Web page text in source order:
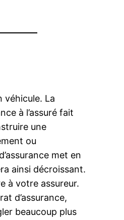
véhicule. La
à l’assuré fait
une
ou
met en
ainsi décroissant.
à votre assureur.
d’assurance,
beaucoup plus